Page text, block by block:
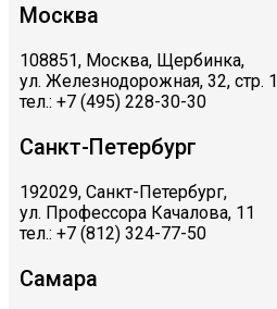
Москва
108851, Москва, Щербинка,
ул. Железнодорожная, 32, стр. 1
тел.: +7 (495) 228-30-30
Санкт-Петербург
192029, Санкт-Петербург,
ул. Профессора Качалова, 11
тел.: +7 (812) 324-77-50
Самара